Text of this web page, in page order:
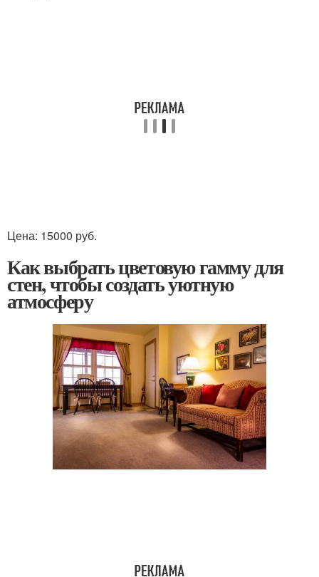
Цена: 15000 руб.
Как выбрать цветовую гамму для
стен, чтобы создать уютную
атмосферу